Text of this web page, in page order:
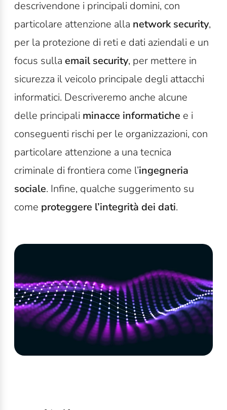
descrivendone i principali domini, con
particolare attenzione alla network security,
per la protezione di reti e dati aziendali e un
focus sulla email security, per mettere in
sicurezza il veicolo principale degli attacchi
informatici. Descriveremo anche alcune
delle principali minacce informatiche e i
conseguenti rischi per le organizzazioni, con
particolare attenzione a una tecnica
criminale di frontiera come l’ingegneria
sociale. Infine, qualche suggerimento su
come proteggere l’integrità dei dati.